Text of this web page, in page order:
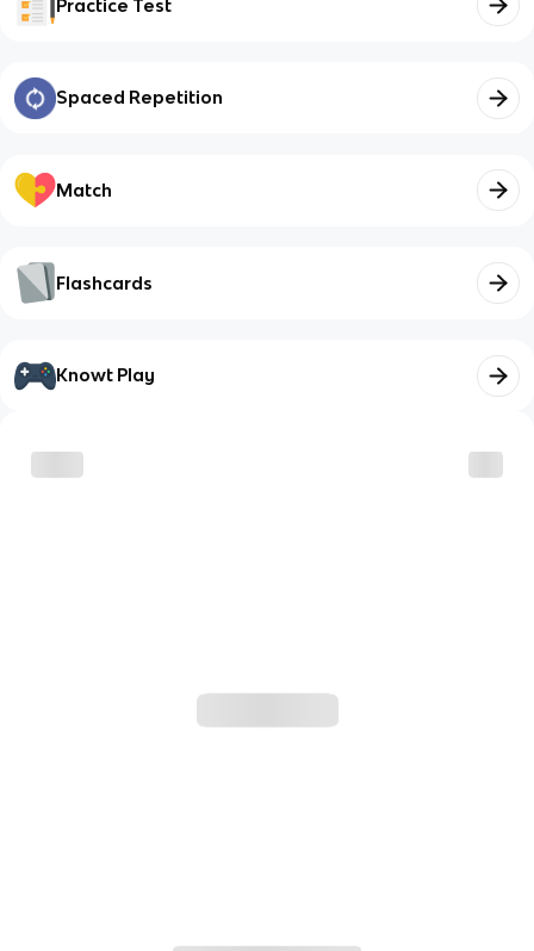
Practice Test
Spaced Repetition
Match
Flashcards
Knowt Play